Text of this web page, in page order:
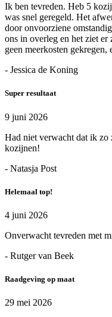
Ik ben tevreden. Heb 5
was snel geregeld. Het
door onvoorziene
ons in overleg en het ziet
geen meerkosten gekregen,
- Jessica de Koning
Super resultaat
9 juni 2026
Had niet verwacht dat ik zo
kozijnen!
- Natasja Post
Helemaal top!
4 juni 2026
Onverwacht tevreden met
- Rutger van Beek
Raadgeving op maat
29 mei 2026